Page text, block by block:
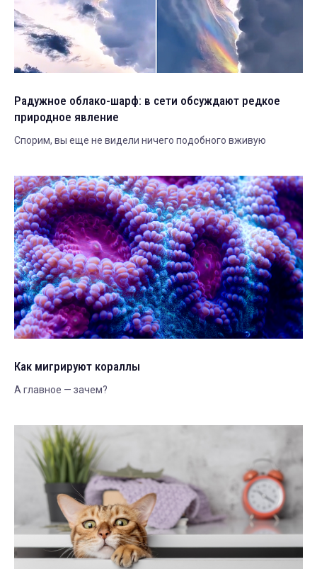
Радужное облако-шарф: в сети обсуждают редкое
природное явление
Спорим, вы еще не видели ничего подобного вживую
Как мигрируют кораллы
А главное — зачем?